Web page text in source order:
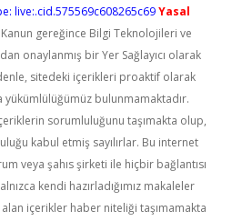
live:.cid.575569c608265c69Yasal
Kanun gereğince Bilgi Teknolojileri ve
onaylanmış bir Yer Sağlayıcı olarak
sitedeki içerikleri proaktif olarak
yükümlülüğümüz bulunmamaktadır.
sorumluluğunu taşımakta olup,
kabul etmiş sayılırlar. Bu internet
veya şahıs şirketi ile hiçbir bağlantısı
kendi hazırladığımız makaleler
içerikler haber niteliği taşımamakta